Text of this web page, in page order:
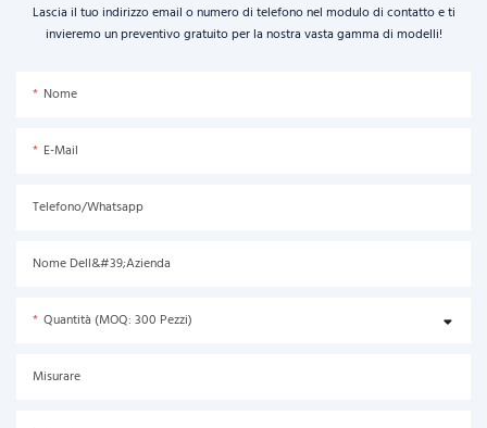
Lascia il tuo indirizzo email o numero di telefono nel modulo di contatto e ti
invieremo un preventivo gratuito per la nostra vasta gamma di modelli!
Nome
E-Mail
Telefono/Whatsapp
Nome Dell&#39;azienda
Quantità (MOQ: 300 Pezzi)
Misurare